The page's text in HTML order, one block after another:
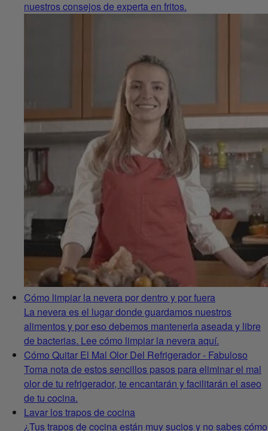
nuestros consejos de experta en fritos.
Cómo limpiar la nevera por dentro y por fuera
La nevera es el lugar donde guardamos nuestros
alimentos y por eso debemos mantenerla aseada y libre
de bacterias. Lee cómo limpiar la nevera aquí.
Cómo Quitar El Mal Olor Del Refrigerador - Fabuloso
Toma nota de estos sencillos pasos para eliminar el mal
olor de tu refrigerador, te encantarán y facilitarán el aseo
de tu cocina.
Lavar los trapos de cocina
¿Tus trapos de cocina están muy sucios y no sabes cómo